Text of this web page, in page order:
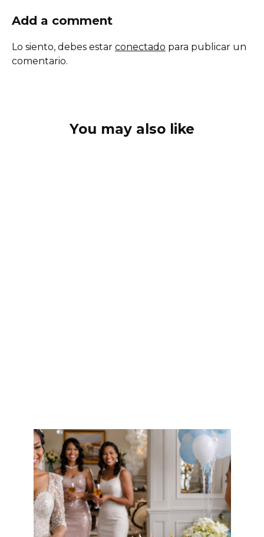
Add a comment
Lo siento, debes estar conectado para publicar un
comentario.
You may also like